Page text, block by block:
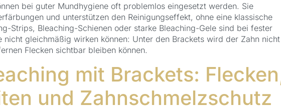
bei guter Mundhygiene oft problemlos eingesetzt werden. Sie
und unterstützen den Reinigungseffekt, ohne eine klassische
Strips, Bleaching-Schienen oder starke Bleaching-Gele sind bei fester
nicht gleichmäßig wirken können: Unter den Brackets wird der Zahn nicht
Flecken sichtbar bleiben können.
mit Brackets:
und Zahnschmelzschutz